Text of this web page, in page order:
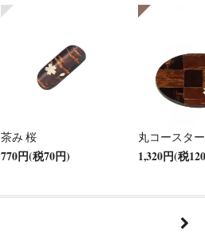
茶み 桜
770円(税70円)
丸コースタ
1,320円(税